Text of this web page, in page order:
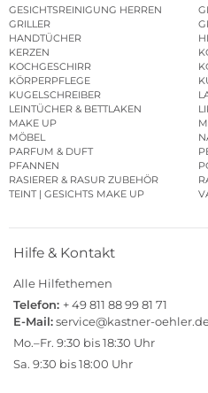
GESICHTSREINIGUNG HERREN
GRILLER
HANDTÜCHER
KERZEN
KOCHGESCHIRR
KÖRPERPFLEGE
KUGELSCHREIBER
LEINTÜCHER & BETTLAKEN
MAKE UP
MÖBEL
PARFUM & DUFT
PFANNEN
RASIERER & RASUR ZUBEHÖR
TEINT | GESICHTS MAKE UP
Hilfe & Kontakt
Alle Hilfethemen
Telefon: + 49 811 88 99 81 71
E-Mail:service@kastner-
Mo.–Fr. 9:30 bis 18:30 Uhr
Sa. 9:30 bis 18:00 Uhr